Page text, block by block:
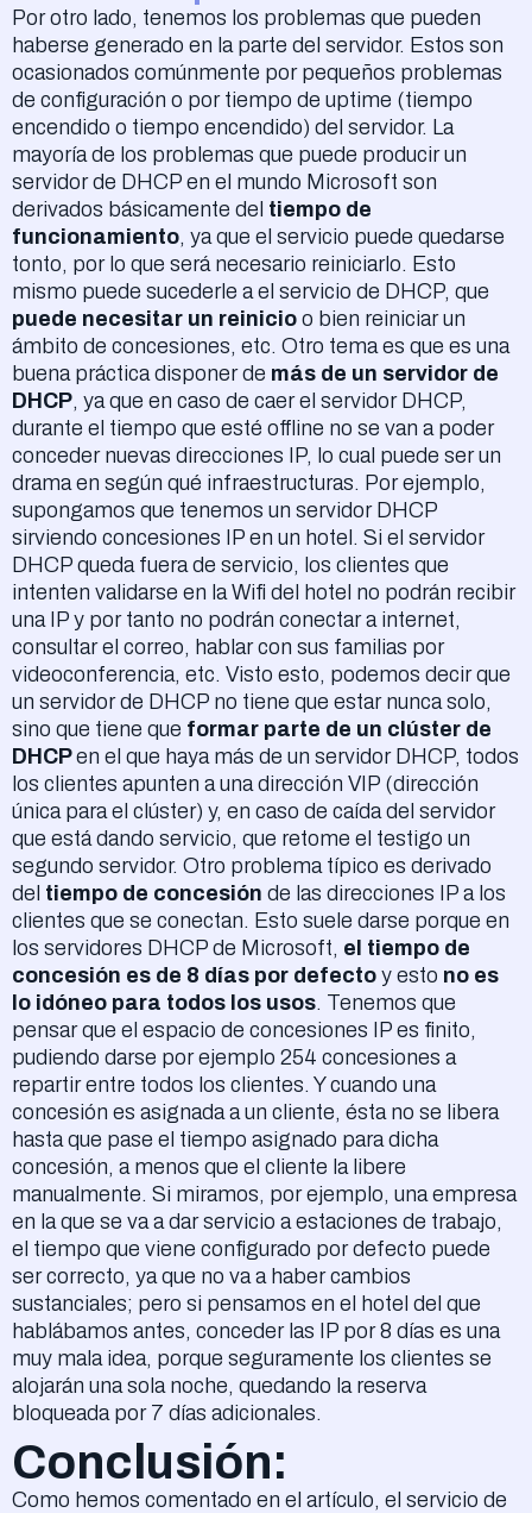
Por otro lado, tenemos los problemas que pueden
haberse generado en la parte del servidor. Estos son
ocasionados comúnmente por pequeños problemas
de configuración o por tiempo de uptime (tiempo
encendido o tiempo encendido) del servidor. La
mayoría de los problemas que puede producir un
servidor de DHCP en el mundo Microsoft son
derivados básicamente del tiempo de
funcionamiento, ya que el servicio puede quedarse
tonto, por lo que será necesario reiniciarlo. Esto
mismo puede sucederle a el servicio de DHCP, que
puede necesitar un reinicio o bien reiniciar un
ámbito de concesiones, etc. Otro tema es que es una
buena práctica disponer de más de un servidor de
DHCP, ya que en caso de caer el servidor DHCP,
durante el tiempo que esté offline no se van a poder
conceder nuevas direcciones IP, lo cual puede ser un
drama en según qué infraestructuras. Por ejemplo,
supongamos que tenemos un servidor DHCP
sirviendo concesiones IP en un hotel. Si el servidor
DHCP queda fuera de servicio, los clientes que
intenten validarse en la Wifi del hotel no podrán recibir
una IP y por tanto no podrán conectar a internet,
consultar el correo, hablar con sus familias por
videoconferencia, etc. Visto esto, podemos decir que
un servidor de DHCP no tiene que estar nunca solo,
sino que tiene que formar parte de un clúster de
DHCPen el que haya más de un servidor DHCP, todos
los clientes apunten a una dirección VIP (dirección
única para el clúster) y, en caso de caída del servidor
que está dando servicio, que retome el testigo un
segundo servidor. Otro problema típico es derivado
del tiempo de concesión de las direcciones IP a los
clientes que se conectan. Esto suele darse porque en
los servidores DHCP de Microsoft, el tiempo de
concesión es de 8 días por defecto y esto no es
lo idóneo para todos los usos. Tenemos que
pensar que el espacio de concesiones IP es finito,
pudiendo darse por ejemplo 254 concesiones a
repartir entre todos los clientes. Y cuando una
concesión es asignada a un cliente, ésta no se libera
hasta que pase el tiempo asignado para dicha
concesión, a menos que el cliente la libere
manualmente. Si miramos, por ejemplo, una empresa
en la que se va a dar servicio a estaciones de trabajo,
el tiempo que viene configurado por defecto puede
ser correcto, ya que no va a haber cambios
sustanciales; pero si pensamos en el hotel del que
hablábamos antes, conceder las IP por 8 días es una
muy mala idea, porque seguramente los clientes se
alojarán una sola noche, quedando la reserva
bloqueada por 7 días adicionales.
Conclusión:
Como hemos comentado en el artículo, el servicio de